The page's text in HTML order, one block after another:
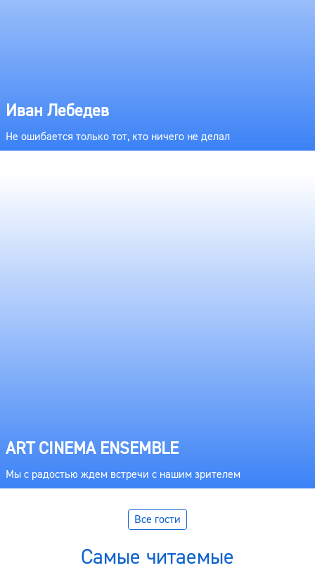
Международный день коренных народов мира